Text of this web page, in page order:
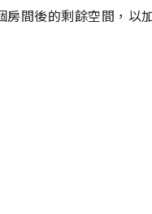
房間後的剩餘空間，以